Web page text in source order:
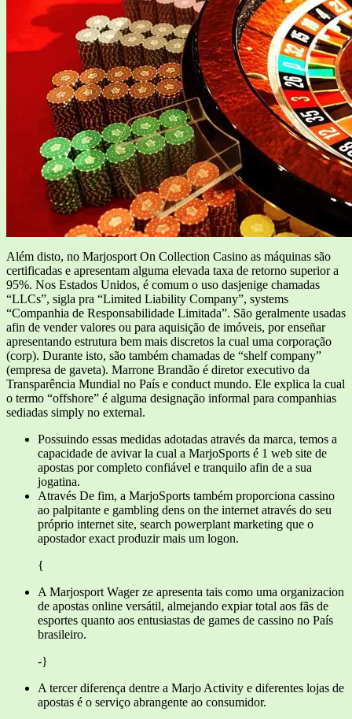
Além disto, no Marjosport On Collection Casino as máquinas são
certificadas e apresentam alguma elevada taxa de retorno superior a
95%. Nos Estados Unidos, é comum o uso dasjenige chamadas
“LLCs”, sigla pra “Limited Liability Company”, systems
“Companhia de Responsabilidade Limitada”. São geralmente usadas
afin de vender valores ou para aquisição de imóveis, por enseñar
apresentando estrutura bem mais discretos la cual uma corporação
(corp). Durante isto, são também chamadas de “shelf company”
(empresa de gaveta). Marrone Brandão é diretor executivo da
Transparência Mundial no País e conduct mundo. Ele explica la cual
o termo “offshore” é alguma designação informal para companhias
sediadas simply no external.
Possuindo essas medidas adotadas através da marca, temos a
capacidade de avivar la cual a MarjoSports é 1 web site de
apostas por completo confiável e tranquilo afin de a sua
jogatina.
Através De fim, a MarjoSports também proporciona cassino
ao palpitante e gambling dens on the internet através do seu
próprio internet site, search powerplant marketing que o
apostador exact produzir mais um logon.
{
A Marjosport Wager ze apresenta tais como uma organizacion
de apostas online versátil, almejando expiar total aos fãs de
esportes quanto aos entusiastas de games de cassino no País
brasileiro.
-}
A tercer diferença dentre a Marjo Activity e diferentes lojas de
apostas é o serviço abrangente ao consumidor.